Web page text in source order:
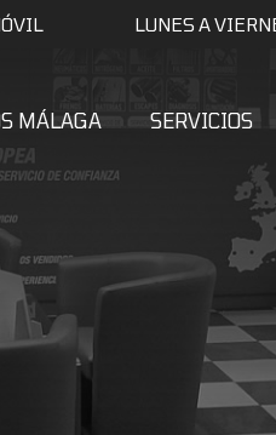
LUNES A
MÁLAGA SERVICIOS